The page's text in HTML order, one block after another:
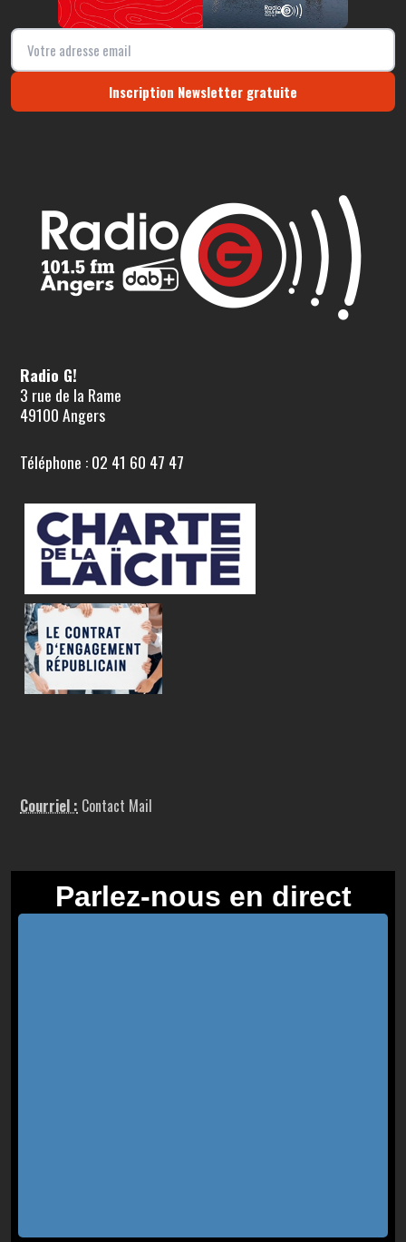
Inscription Newsletter gratuite
Radio G!
3 rue de la Rame
49100 Angers
Téléphone : 02 41 60 47 47
Courriel : Contact Mail